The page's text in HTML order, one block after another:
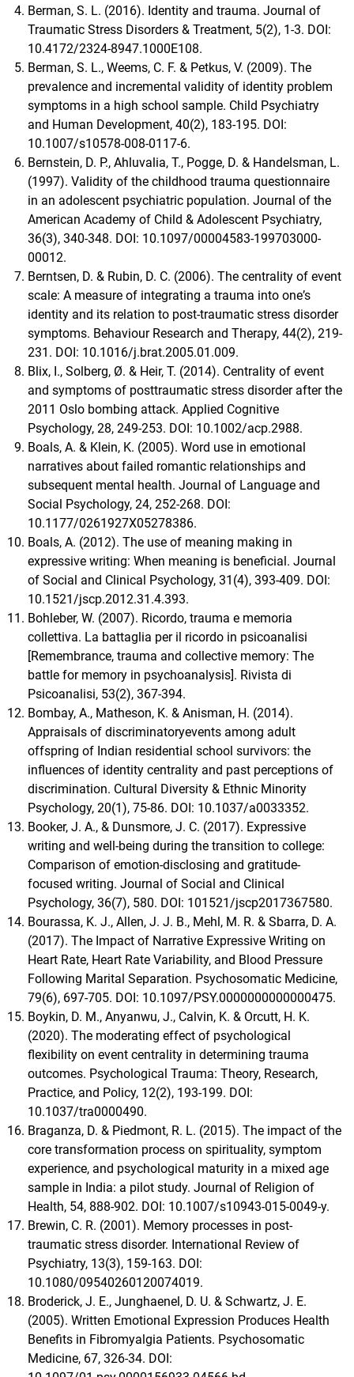
Berman, S. L. (2016). Identity and trauma. Journal of
Traumatic Stress Disorders & Treatment, 5(2), 1-3. DOI:
10.4172/2324-8947.1000E108.
Berman, S. L., Weems, C. F. & Petkus, V. (2009). The
prevalence and incremental validity of identity problem
symptoms in a high school sample. Child Psychiatry
and Human Development, 40(2), 183-195. DOI:
10.1007/s10578-008-0117-6.
Bernstein, D. P., Ahluvalia, T., Pogge, D. & Handelsman, L.
(1997). Validity of the childhood trauma questionnaire
in an adolescent psychiatric population. Journal of the
American Academy of Child & Adolescent Psychiatry,
36(3), 340-348. DOI: 10.1097/00004583-199703000-
00012.
Berntsen, D. & Rubin, D. C. (2006). The centrality of event
scale: A measure of integrating a trauma into oneʼs
identity and its relation to post-traumatic stress disorder
symptoms. Behaviour Research and Therapy, 44(2), 219-
231. DOI: 10.1016/j.brat.2005.01.009.
Blix, I., Solberg, Ø. & Heir, T. (2014). Centrality of event
and symptoms of posttraumatic stress disorder after the
2011 Oslo bombing attack. Applied Cognitive
Psychology, 28, 249-253. DOI: 10.1002/acp.2988.
Boals, A. & Klein, K. (2005). Word use in emotional
narratives about failed romantic relationships and
subsequent mental health. Journal of Language and
Social Psychology, 24, 252-268. DOI:
10.1177/0261927X05278386.
Boals, A. (2012). The use of meaning making in
expressive writing: When meaning is beneficial. Journal
of Social and Clinical Psychology, 31(4), 393-409. DOI:
10.1521/jscp.2012.31.4.393.
Bohleber, W. (2007). Ricordo, trauma e memoria
collettiva. La battaglia per il ricordo in psicoanalisi
[Remembrance, trauma and collective memory: The
battle for memory in psychoanalysis]. Rivista di
Psicoanalisi, 53(2), 367-394.
Bombay, A., Matheson, K. & Anisman, H. (2014).
Appraisals of discriminatoryevents among adult
offspring of Indian residential school survivors: the
influences of identity centrality and past perceptions of
discrimination. Cultural Diversity & Ethnic Minority
Psychology, 20(1), 75-86. DOI: 10.1037/a0033352.
Booker, J. A., & Dunsmore, J. C. (2017). Expressive
writing and well-being during the transition to college:
Comparison of emotion-disclosing and gratitude-
focused writing. Journal of Social and Clinical
Psychology, 36(7), 580. DOI: 101521/jscp2017367580.
Bourassa, K. J., Allen, J. J. B., Mehl, M. R. & Sbarra, D. A.
(2017). The Impact of Narrative Expressive Writing on
Heart Rate, Heart Rate Variability, and Blood Pressure
Following Marital Separation. Psychosomatic Medicine,
79(6), 697-705. DOI: 10.1097/PSY.0000000000000475.
Boykin, D. M., Anyanwu, J., Calvin, K. & Orcutt, H. K.
(2020). The moderating effect of psychological
flexibility on event centrality in determining trauma
outcomes. Psychological Trauma: Theory, Research,
Practice, and Policy, 12(2), 193-199. DOI:
10.1037/tra0000490.
Braganza, D. & Piedmont, R. L. (2015). The impact of the
core transformation process on spirituality, symptom
experience, and psychological maturity in a mixed age
sample in India: a pilot study. Journal of Religion of
Health, 54, 888-902. DOI: 10.1007/s10943-015-0049-y.
Brewin, C. R. (2001). Memory processes in post-
traumatic stress disorder. International Review of
Psychiatry, 13(3), 159-163. DOI:
10.1080/09540260120074019.
Broderick, J. E., Junghaenel, D. U. & Schwartz, J. E.
(2005). Written Emotional Expression Produces Health
Benefits in Fibromyalgia Patients. Psychosomatic
Medicine, 67, 326-34. DOI: